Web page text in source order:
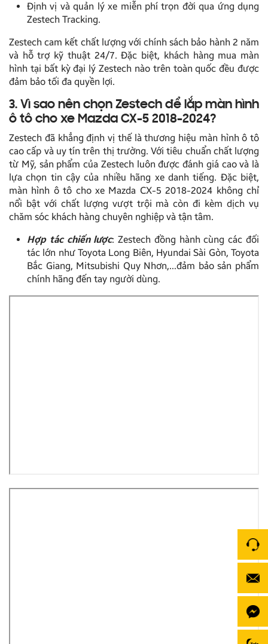
Định vị và quản lý xe miễn phí trọn đời qua ứng dụng
Zestech Tracking.
Zestech cam kết chất lượng với chính sách bảo hành 2 năm
và hỗ trợ kỹ thuật 24/7. Đặc biệt, khách hàng mua màn
hình tại bất kỳ đại lý Zestech nào trên toàn quốc đều được
đảm bảo tối đa quyền lợi.
3. Vì sao nên chọn Zestech để lắp màn hình
ô tô cho xe Mazda CX-5 2018-2024?
Zestech đã khẳng định vị thế là thương hiệu màn hình ô tô
cao cấp và uy tín trên thị trường. Với tiêu chuẩn chất lượng
từ Mỹ, sản phẩm của Zestech luôn được đánh giá cao và là
lựa chọn tin cậy của nhiều hãng xe danh tiếng. Đặc biệt,
màn hình ô tô cho xe Mazda CX-5 2018-2024 không chỉ
nổi bật với chất lượng vượt trội mà còn đi kèm dịch vụ
chăm sóc khách hàng chuyên nghiệp và tận tâm.
Hợp tác chiến lược: Zestech đồng hành cùng các đối
tác lớn như Toyota Long Biên, Hyundai Sài Gòn, Toyota
Bắc Giang, Mitsubishi Quy Nhơn,…đảm bảo sản phẩm
chính hãng đến tay người dùng.